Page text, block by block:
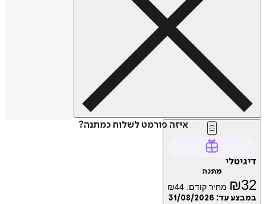
איזה פורמט לשלוח כמתנה?
דיגיטלי
מתנה
₪32 מחיר קודם: ₪44
במבצע עד: 31/08/2026